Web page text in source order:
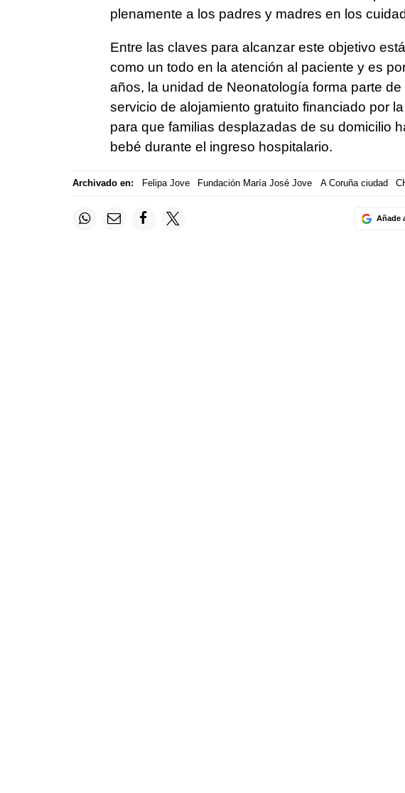
plenamente a los padres y madres en los
Entre las claves para alcanzar este objetivo
como un todo en la atención al paciente y es
años, la unidad de Neonatología forma parte
servicio de alojamiento gratuito financiado por
para que familias desplazadas de su domicilio
bebé durante el ingreso hospitalario.
Archivado en: Felipa Jove Fundación María José Jove A Coruña ciudad
Añade